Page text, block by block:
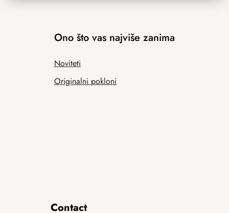
Ono što vas najviše zanima
Noviteti
Originalni pokloni
Contact